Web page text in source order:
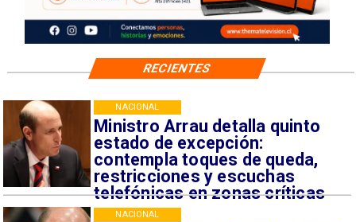
Ministro Arrau detalla quinto
estado de excepción:
contempla toques de queda,
restricciones y escuchas
telefónicas en zonas críticas
NACIONAL
NACIONAL
RECIENTES